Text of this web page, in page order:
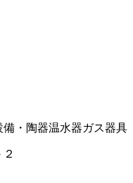
備・陶器温水器ガス器具